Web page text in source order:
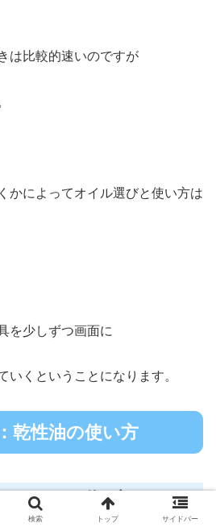
は比較的速いのですが
かによってオイル選びと使い方は
を少しずつ画面に
いくということになります。
乾性油の使い方
のオイルの使い方
検索 トップ サイドバー